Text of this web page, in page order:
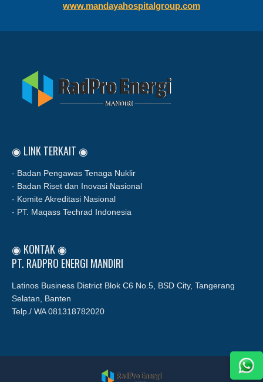
www.vamedwwh.com
◉ LINK TERKAIT ◉
- Badan Pengawas Tenaga Nuklir
- Badan Riset dan Inovasi Nasional
- Komite Akreditasi Nasional
- PT. Maqass Techrad Indonesia
◉ KONTAK ◉
PT. RADPRO ENERGI MANDIRI
Latinos Business District Blok C6 No.5, BSD City, Tangerang
Selatan, Banten
Telp./ WA081318782020